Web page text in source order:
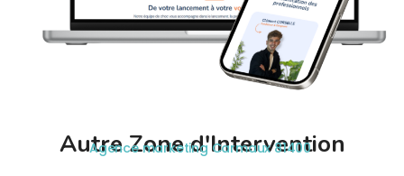
Autre Zone d'Intervention
Agence marketing Carmaux 81400